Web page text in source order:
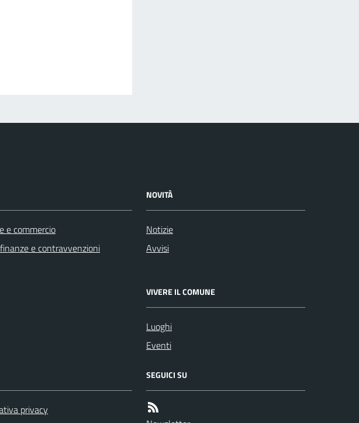
e commercio
e contravvenzioni
NOVITÀ
Notizie
Avvisi
VIVERE IL COMUNE
Luoghi
Eventi
privacy
SEGUICI SU